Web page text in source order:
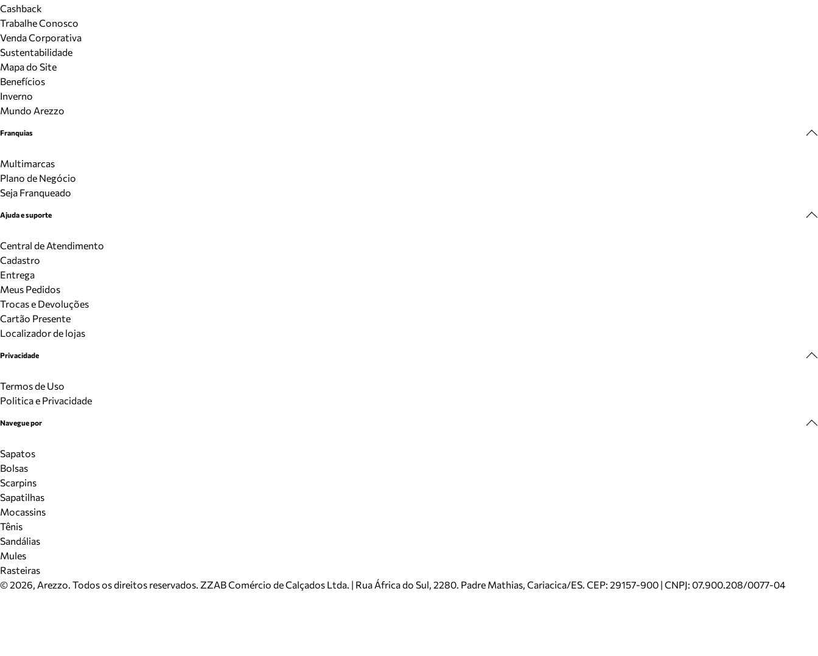
Cashback
Trabalhe Conosco
Venda Corporativa
Sustentabilidade
Mapa do Site
Benefícios
Inverno
Mundo Arezzo
Franquias
Multimarcas
Plano de Negócio
Seja Franqueado
Ajuda e suporte
Central de Atendimento
Cadastro
Entrega
Meus Pedidos
Trocas e Devoluções
Cartão Presente
Localizador de lojas
Privacidade
Termos de Uso
Politica e Privacidade
Navegue por
Sapatos
Bolsas
Scarpins
Sapatilhas
Mocassins
Tênis
Sandálias
Mules
Rasteiras
©2026, Arezzo. Todos os direitos reservados. ZZAB Comércio de Calçados Ltda. | Rua África do Sul, 2280. Padre Mathias, Cariacica/ES. CEP: 29157-900 | CNPJ: 07.900.208/0077-04